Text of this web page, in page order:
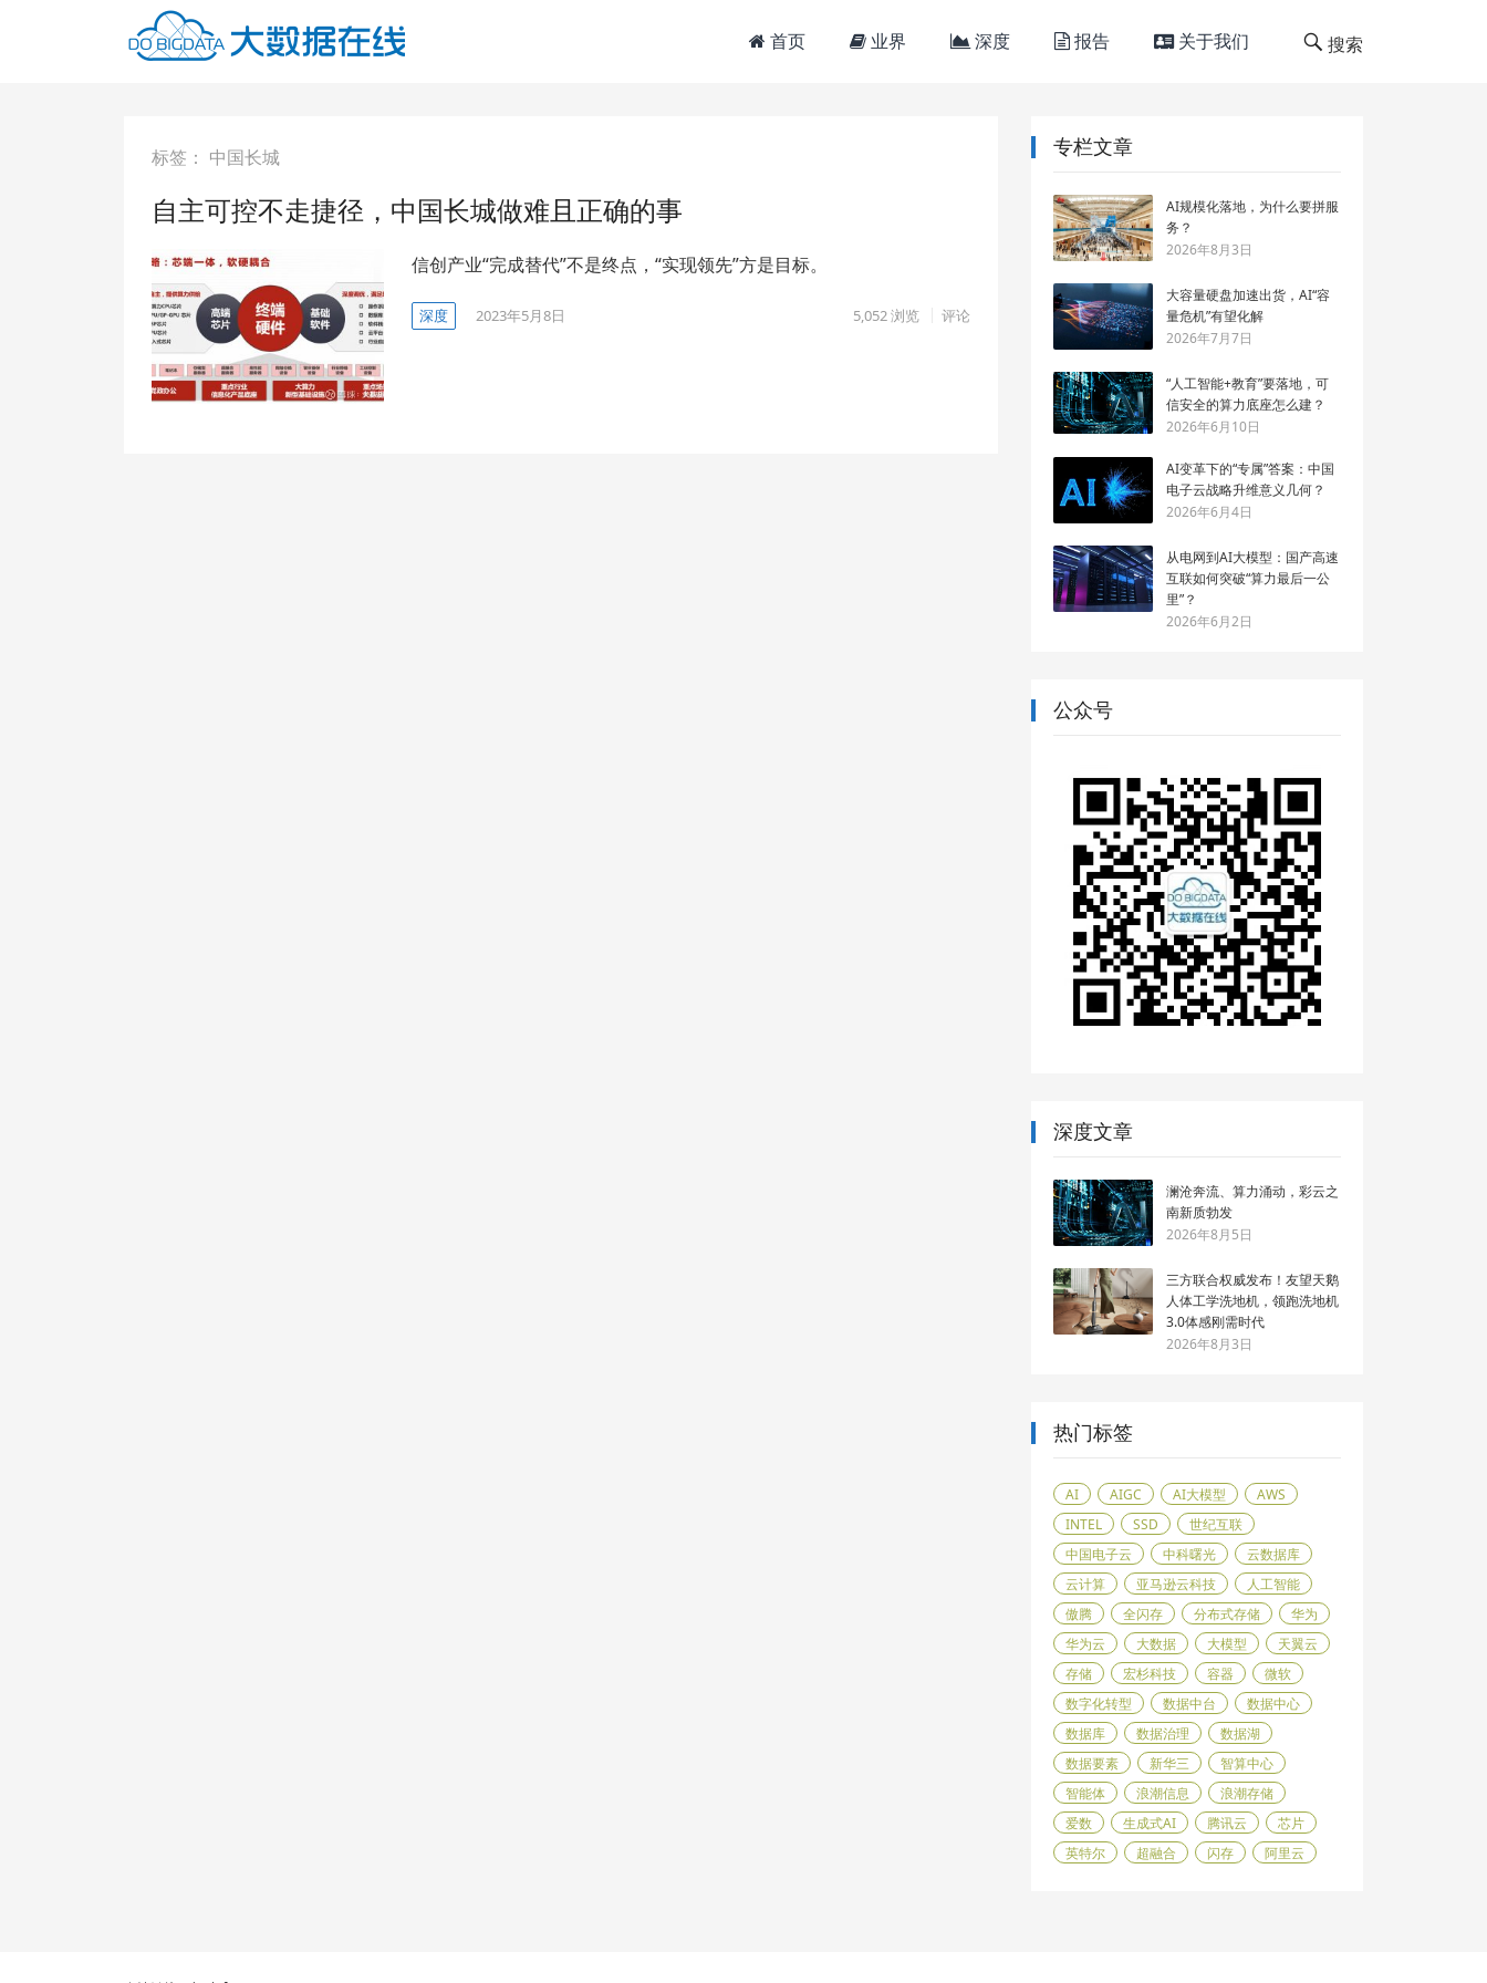
首页 业界 深度 报告 关于我们 搜索
标签： 中国长城
自主可控不走捷径，中国长城做难且正确的事
信创产业“完成替代”不是终点，“实现领先”方是目标。
深度 2023年5月8日 5,052浏览 评论
专栏文章
AI规模化落地，为什么要拼服
务？
2026年8月3日
大容量硬盘加速出货，AI“容
量危机”有望化解
2026年7月7日
“人工智能+教育”要落地，可
信安全的算力底座怎么建？
2026年6月10日
AI变革下的“专属”答案：中国
电子云战略升维意义几何？
2026年6月4日
从电网到AI大模型：国产高速
互联如何突破“算力最后一公
里”？
2026年6月2日
公众号
深度文章
澜沧奔流、算力涌动，彩云之
南新质勃发
2026年8月5日
三方联合权威发布！友望天鹅
人体工学洗地机，领跑洗地机
3.0体感刚需时代
2026年8月3日
热门标签
AI AIGC AI大模型
AWS
INTEL
SSD
世纪互联
中国电子云
中科曙光
云数据库
云计算
亚马逊云科技
人工智能
傲腾
全闪存 分布式存储
华为
华为云
大数据 大模型
天翼云
存储
宏杉科技 容器
微软
数字化转型
数据中台
数据中心
数据库
数据治理
数据湖
数据要素
新华三
智算中心
智能体
浪潮信息
浪潮存储
爱数
生成式AI 腾讯云
芯片
英特尔
超融合 闪存 阿里云